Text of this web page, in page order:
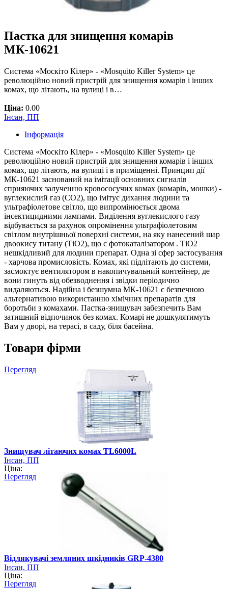
Пастка для знищення комарів
МК-10621
Система «Москіто Кілер» - «Mosquito Killer System» це
революційно новий пристрій для знищення комарів і інших
комах, що літають, на вулиці і в…
Ціна: 0.00
Інсан, ПП
Інформація
Система «Москіто Кілер» - «Mosquito Killer System» це
революційно новий пристрій для знищення комарів і інших
комах, що літають, на вулиці і в приміщенні. Принцип дії
МК-10621 заснований на імітації основних сигналів
сприяючих залученню кровососучих комах (комарів, мошки) -
вуглекислий газ (СО2), що імітує дихання людини та
ультрафіолетове світло, що випромінюється двома
інсектицидними лампами. Виділення вуглекислого газу
відбувається за рахунок опромінення ультрафіолетовим
світлом внутрішньої поверхні системи, на яку нанесений шар
двоокису титану (ТiО2), що є фотокаталізатором . ТiО2
нешкідливий для людини препарат. Одна зі сфер застосування
- харчова промисловість. Комах, які підлітають до системи,
засмоктує вентилятором в накопичувальний контейнер, де
вони гинуть від обезводнення і звідки періодично
видаляються. Надійна і безшумна МК-10621 є безпечною
альтернативою використанню хімічних препаратів для
боротьби з комахами. Пастка-знищувач забезпечить Вам
затишний відпочинок без комах. Комарі не дошкулятимуть
Вам у дворі, на терасі, в саду, біля басейна.
Товари фірми
Перегляд
Знищувач літаючих комах TL6000L
Інсан, ПП
Ціна:
Перегляд
Відлякувачі земляних шкідників GRP-4380
Інсан, ПП
Ціна:
Перегляд